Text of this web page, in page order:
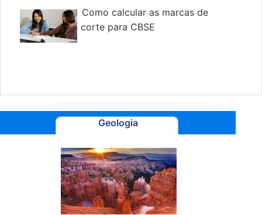
Como calcular as marcas de
corte para CBSE
Geologia